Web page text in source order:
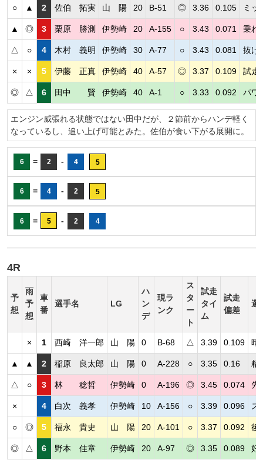
○ ▲ 2 佐伯 拓実 山 陽 20 B-51 ◎ 3.36 0.105 ミッ
▲ ◎ 3 栗原 勝測 伊勢崎 20 A-155 ○ 3.43 0.071 乗れ
△ ○ 4 木村 義明 伊勢崎 30 A-77 ○ 3.43 0.081 抜け
× × 5 伊藤 正真 伊勢崎 40 A-57 ◎ 3.37 0.109 試走
◎ △ 6 田中 賢 伊勢崎 40 A-1 ○ 3.33 0.092 パワ
エンジン威張れる状態ではない田中だが、２節前からハンデ軽く
なっているし、追い上げ可能とみた。佐伯が食い下がる展開に。
6 = 2 - 4 5
6 = 4 - 2 5
6 = 5 - 2 4
4R
予
想
雨
予
想
車
番
選手名 LG
ハ
ン
デ
現ラ
ンク
ス
タ
ー
ト
試走
タイ
ム
試走
偏差
選
× 1 西崎 洋一郎 山 陽 0 B-68 △ 3.39 0.109 晴
▲ ▲ 2 稲原 良太郎 山 陽 0 A-228 ○ 3.35 0.16 精
△ ○ 3 林 稔哲 伊勢崎 0 A-196 ◎ 3.45 0.074 先
× 4 白次 義孝 伊勢崎 10 A-156 ○ 3.39 0.096 ス
○ ◎ 5 福永 貴史 山 陽 20 A-101 ○ 3.37 0.092 後
◎ △ 6 野本 佳章 伊勢崎 20 A-97 ◎ 3.35 0.089 好